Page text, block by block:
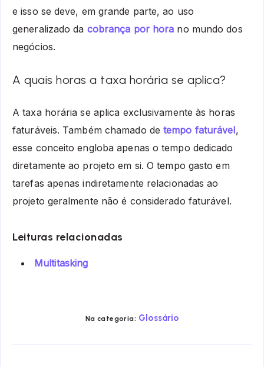
e isso se deve, em grande parte, ao uso
generalizado da cobrança por hora no mundo dos
negócios.
A quais horas a taxa horária se aplica?
A taxa horária se aplica exclusivamente às horas
faturáveis. Também chamado detempo faturável,
esse conceito engloba apenas o tempo dedicado
diretamente ao projeto em si. O tempo gasto em
tarefas apenas indiretamente relacionadas ao
projeto geralmente não é considerado faturável.
Leituras relacionadas
Multitasking
Na categoria: Glossário